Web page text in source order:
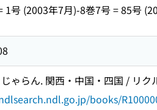
1号 (2003年7月)-8巻7号 = 85号
ゃらん. 関西・中国・四国 / リク
books/